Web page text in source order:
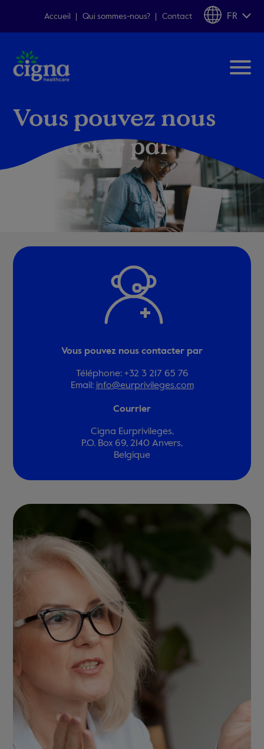
Accueil Qui sommes-nous? Contact FR
Vous pouvez nous
contacter par
Vous pouvez nous contacter par
Téléphone: +32 3 217 65 76
Email: info@eurprivileges.com
Courrier
Cigna Eurprivileges,
P.O. Box 69, 2140 Anvers,
Belgique